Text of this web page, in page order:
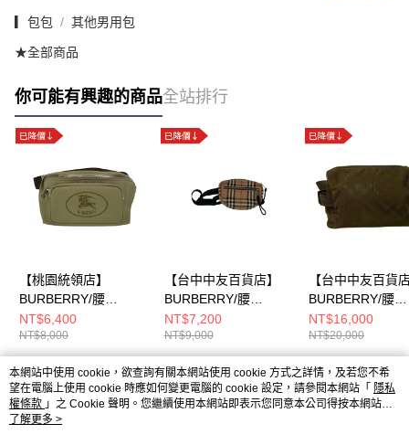
▎包包 其他男用包
★全部商品
你可能有興趣的商品全站排行
【桃園統領店】
BURBERRY/腰
包//8111578
NT$6,400
NT$8,000
【台中中友百貨店】
BURBERRY/腰
包//8014420
NT$7,200
NT$9,000
【台中中友百貨
BURBERRY/腰
包//80958781
NT$16,000
NT$20,000
熱門標籤
本網站中使用 cookie，欲查詢有關本網站使用 cookie 方式之詳情，及若您不希
望在電腦上使用 cookie 時應如何變更電腦的 cookie 設定，請參閱本網站「 隱私
權條款 」之 Cookie 聲明。您繼續使用本網站即表示您同意本公司得按本網站使
用條款之 Cookie 聲明使用 cookie。
了解更多 >